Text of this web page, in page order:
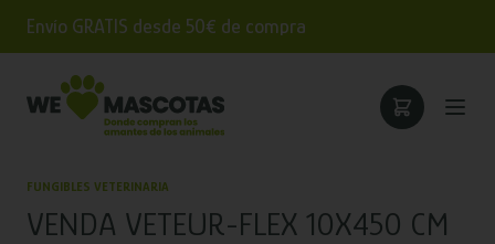
Envío GRATIS desde 50€ de compra
FUNGIBLES VETERINARIA
VENDA VETEUR-FLEX 10X450 CM